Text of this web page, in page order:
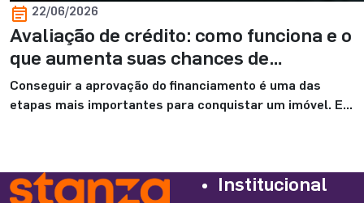
22/06/2026
Avaliação de crédito: como funciona e o
que aumenta suas chances de
aprovação
Conseguir a aprovação do financiamento é uma das
etapas mais importantes para conquistar um imóvel. E,
justamente para mostrar ao banco que o financiamento
Institucional